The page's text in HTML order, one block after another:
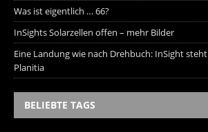
Was ist eigentlich … 66?
InSights Solarzellen offen – mehr Bilder
Eine Landung wie nach Drehbuch: InSight
Planitia
BELIEBTE TAGS